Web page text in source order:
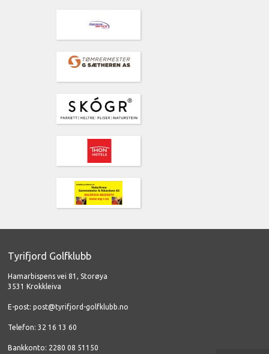
Tyrifjord Golfklubb
Hamarbispens vei 81, Storøya
3531 Krokkleiva
E-post:post@tyrifjord-golfklubb.no
Telefon: 32 16 13 60
Bankkonto: 2280 08 51150